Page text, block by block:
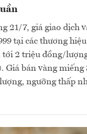
21/7, giá giao dịch
tại các thương
tới 2 triệu đồng/
Giá bán vàng miếng
ngưỡng thấp